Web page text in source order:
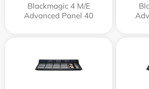
Blackmagic 4 M/E
Advanced Panel 40